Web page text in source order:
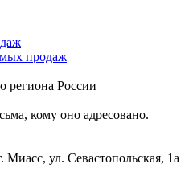
продаж
региона России
кому оно адресовано.
Миасс, ул. Севастопольская, 1а